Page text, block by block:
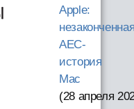
Apple:
AEC-
история
Mac
(28 апреля